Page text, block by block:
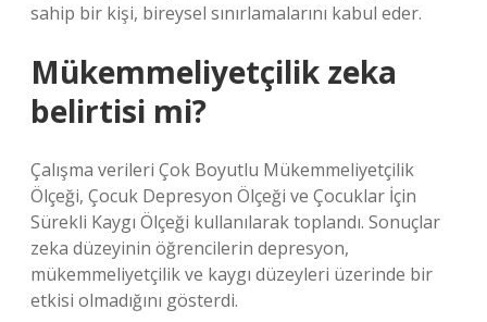
sahip bir kişi, bireysel sınırlamalarını kabul eder.
Mükemmeliyetçilik zeka
belirtisi mi?
Çalışma verileri Çok Boyutlu Mükemmeliyetçilik
Ölçeği, Çocuk Depresyon Ölçeği ve Çocuklar İçin
Sürekli Kaygı Ölçeği kullanılarak toplandı. Sonuçlar
zeka düzeyinin öğrencilerin depresyon,
mükemmeliyetçilik ve kaygı düzeyleri üzerinde bir
etkisi olmadığını gösterdi.